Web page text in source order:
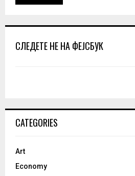
СЛЕДЕТЕ НЕ НА ФЕЈСБУК
CATEGORIES
Art
Economy